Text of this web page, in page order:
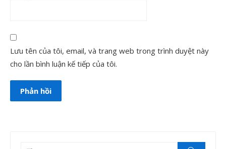
Lưu tên của tôi, email, và trang web trong trình duyệt này
cho lần bình luận kế tiếp của tôi.